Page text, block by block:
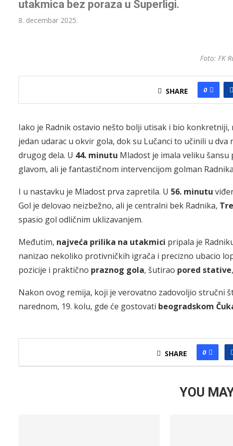
utakmica bez poraza u Superligi.
8. decembar 2025.
Foto: FK
SHARE 0
Iako je Radnik ostavio nešto bolji utisak i bio
jedan udarac u okvir gola, dok su Lučanci to učinili u
drugog dela. U 44. minutu Mladost je imala veliku
glavom, ali je fantastičnom intervencijom golman
I u nastavku je Mladost prva zapretila. U 56. minutu
Gol je delovao neizbežno, ali je centralni bek Radnika,
spasio gol odličnim uklizavanjem.
Međutim, najveća prilika na utakmici pripala je
nanizao nekoliko protivničkih igrača i precizno ubacio
pozicije i praktično praznog gola, šutirao pored stative
Nakon ovog remija, koji je verovatno zadovoljio stručni
narednom, 19. kolu, gde će gostovati beogradskom
SHARE 0
YOU